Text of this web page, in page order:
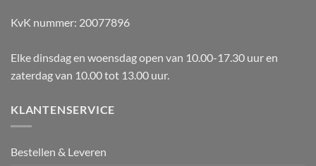
KvK nummer: 20077896
Elke dinsdag en woensdag open van 10.00-17.30 uur en
zaterdag van 10.00 tot 13.00 uur.
KLANTENSERVICE
Bestellen & Leveren